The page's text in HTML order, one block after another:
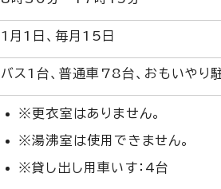
1月1日、毎月15日
バス1台、普通車78台、おもいやり
※更衣室はありません。
※湯沸室は使用できません。
※貸し出し用車いす：4台